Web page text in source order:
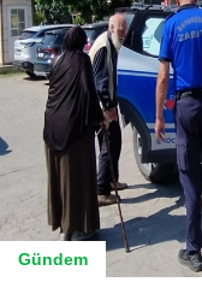
Gündem